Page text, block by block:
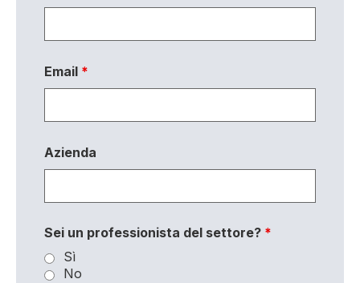
Email *
Azienda
Sei un professionista del settore? *
Sì
No